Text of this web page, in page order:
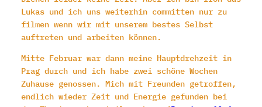
Lukas und ich uns weiterhin committen nur zu
filmen wenn wir mit unserem bestes Selbst
auftreten und arbeiten können.
Mitte Februar war dann meine Hauptdrehzeit in
Prag durch und ich habe zwei schöne Wochen
Zuhause genossen. Mich mit Freunden getroffen,
endlich wieder Zeit und Energie gefunden bei